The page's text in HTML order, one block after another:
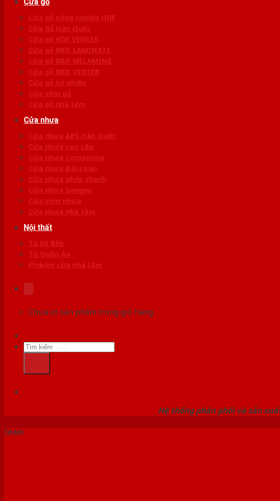
Cửa gỗ công nghiệp HDF
Cửa Gỗ Hàn Quốc
Cửa gỗ HDF VENEER
Cửa gỗ MDF LAMINATE
Cửa gỗ MDF MELAMINE
Cửa gỗ MDF VENEER
Cửa gỗ tự nhiên
Cửa vòm gỗ
Cửa gỗ nhà tắm
Cửa nhựa
Cửa nhựa ABS Hàn Quốc
Cửa nhựa cao cấp
Cửa nhựa Composite
Cửa nhựa Đài Loan
Cửa nhựa ghép thanh
Cửa nhựa Sungyu
Cửa vòm nhựa
Cửa nhựa nhà tắm
Nội thất
Tủ Kệ Bếp
Tủ Quần Áo
Phụ kiện cửa nhà tắm
Chưa có sản phẩm trong giỏ hàng.
Tìm
kiếm:
Hệ thống phân phối và sản
Tin tức